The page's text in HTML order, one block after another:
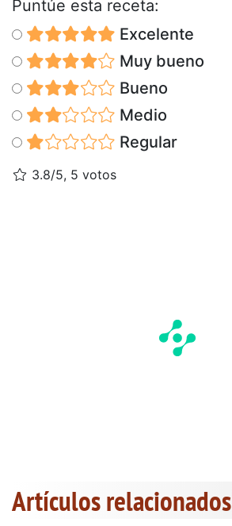
Puntúe esta receta:
Excelente
Muy bueno
Bueno
Medio
Regular
3.8/5, 5 votos
Artículos relacionados